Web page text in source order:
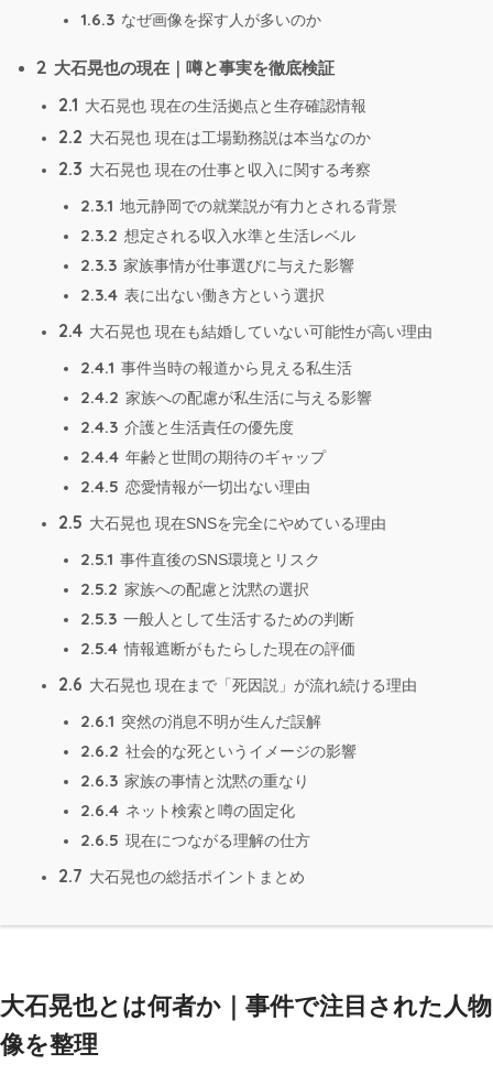
1.6.3 なぜ画像を探す人が多いのか
2 大石晃也の現在｜噂と事実を徹底検証
2.1 大石晃也 現在の生活拠点と生存確認情報
2.2 大石晃也 現在は工場勤務説は本当なのか
2.3 大石晃也 現在の仕事と収入に関する考察
2.3.1 地元静岡での就業説が有力とされる背景
2.3.2 想定される収入水準と生活レベル
2.3.3 家族事情が仕事選びに与えた影響
2.3.4 表に出ない働き方という選択
2.4 大石晃也 現在も結婚していない可能性が高い理由
2.4.1 事件当時の報道から見える私生活
2.4.2 家族への配慮が私生活に与える影響
2.4.3 介護と生活責任の優先度
2.4.4 年齢と世間の期待のギャップ
2.4.5 恋愛情報が一切出ない理由
2.5 大石晃也 現在SNSを完全にやめている理由
2.5.1 事件直後のSNS環境とリスク
2.5.2 家族への配慮と沈黙の選択
2.5.3 一般人として生活するための判断
2.5.4 情報遮断がもたらした現在の評価
2.6 大石晃也 現在まで「死因説」が流れ続ける理由
2.6.1 突然の消息不明が生んだ誤解
2.6.2 社会的な死というイメージの影響
2.6.3 家族の事情と沈黙の重なり
2.6.4 ネット検索と噂の固定化
2.6.5 現在につながる理解の仕方
2.7 大石晃也の総括ポイントまとめ
大石晃也とは何者か｜事件で注目された人物
像を整理